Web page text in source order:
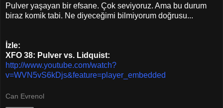
Pulver yaşayan bir efsane. Çok seviyoruz. Ama bu durum
biraz komik tabi. Ne diyeceğimi bilmiyorum doğrusu...
İzle:
XFO 38: Pulver vs. Lidquist:
http://www.youtube.com/watch?
v=WVN5vS6kDjs&feature=player_embedded
Can Evrenol